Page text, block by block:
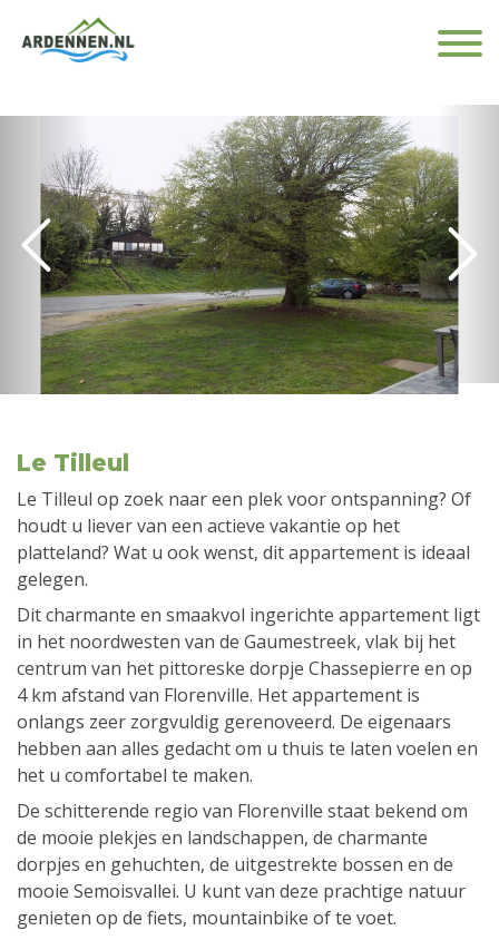
Le Tilleul
Le Tilleul op zoek naar een plek voor ontspanning? Of
houdt u liever van een actieve vakantie op het
platteland? Wat u ook wenst, dit appartement is ideaal
gelegen.
Dit charmante en smaakvol ingerichte appartement ligt
in het noordwesten van de Gaumestreek, vlak bij het
centrum van het pittoreske dorpje Chassepierre en op
4 km afstand van Florenville. Het appartement is
onlangs zeer zorgvuldig gerenoveerd. De eigenaars
hebben aan alles gedacht om u thuis te laten voelen en
het u comfortabel te maken.
De schitterende regio van Florenville staat bekend om
de mooie plekjes en landschappen, de charmante
dorpjes en gehuchten, de uitgestrekte bossen en de
mooie Semoisvallei. U kunt van deze prachtige natuur
genieten op de fiets, mountainbike of te voet.